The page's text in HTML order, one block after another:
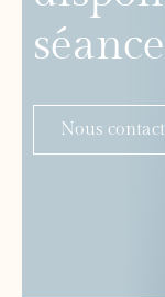
Nous